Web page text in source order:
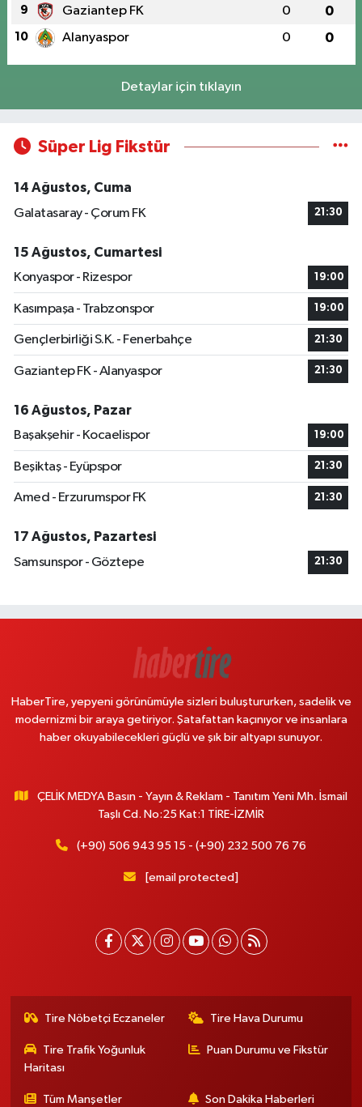
9 Gaziantep FK 0 0
10 Alanyaspor 0 0
Detaylar için tıklayın
Süper Lig Fikstür
14 Ağustos, Cuma
Galatasaray - Çorum FK
21:30
15 Ağustos, Cumartesi
Konyaspor - Rizespor
19:00
Kasımpaşa - Trabzonspor 19:00
Gençlerbirliği S.K. - Fenerbahçe 21:30
Gaziantep FK - Alanyaspor 21:30
16 Ağustos, Pazar
Başakşehir - Kocaelispor
19:00
Beşiktaş - Eyüpspor 21:30
Amed - Erzurumspor FK 21:30
17 Ağustos, Pazartesi
Samsunspor - Göztepe
21:30
HaberTire, yepyeni görünümüyle sizleri buluştururken, sadelik ve
modernizmi bir araya getiriyor. Şatafattan kaçınıyor ve insanlara
haber okuyabilecekleri güçlü ve şık bir altyapı sunuyor.
ÇELİK MEDYA Basın - Yayın & Reklam - Tanıtım Yeni Mh. İsmail
Taşlı Cd. No:25 Kat:1 TİRE-İZMİR
(+90) 506 943 95 15 - (+90) 232 500 76 76
[email protected]
Tire Nöbetçi Eczaneler Tire Hava Durumu
Tire Trafik Yoğunluk
Haritası
Puan Durumu ve Fikstür
Tüm Manşetler Son Dakika Haberleri